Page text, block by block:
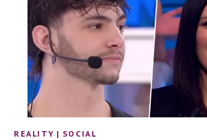
REALITY | SOCIAL